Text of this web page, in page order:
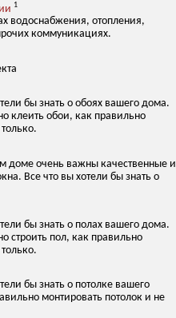
1
водоснабжения, отопления,
коммуникациях.
бы знать о обоях вашего дома.
клеить обои, как правильно
доме очень важны качественные и
Все что вы хотели бы знать о
бы знать о полах вашего дома.
строить пол, как правильно
бы знать о потолке вашего
монтировать потолок и не